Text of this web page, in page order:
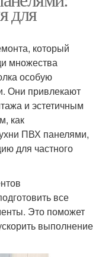
для
который
множества
особую
Они привлекают
и эстетичным
как
ПВХ панелями,
для частного
все
Это поможет
выполнение